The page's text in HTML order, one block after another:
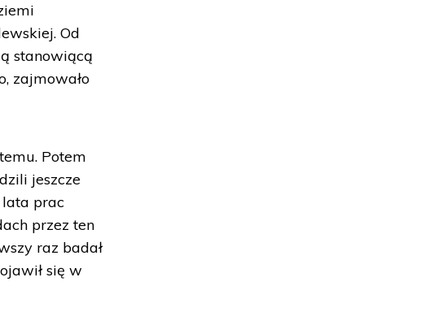
Od
stanowiącą
zajmowało
Potem
jeszcze
prac
przez ten
raz badał
się w